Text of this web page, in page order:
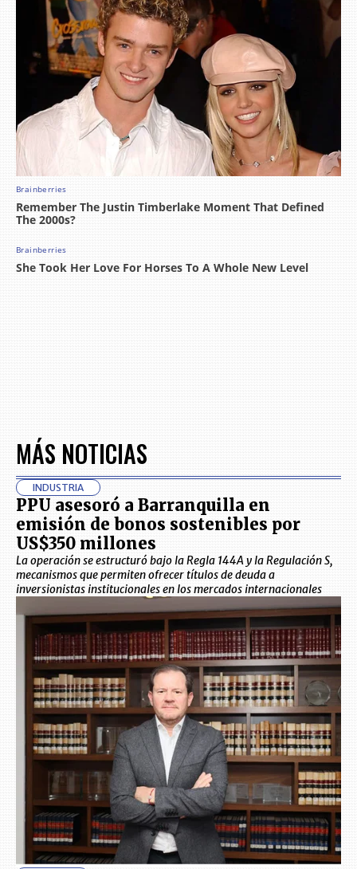
MÁS NOTICIAS
INDUSTRIA
PPU asesoró a Barranquilla en
emisión de bonos sostenibles por
US$350 millones
La operación se estructuró bajo la Regla 144A y la Regulación S,
mecanismos que permiten ofrecer títulos de deuda a
inversionistas institucionales en los mercados internacionales